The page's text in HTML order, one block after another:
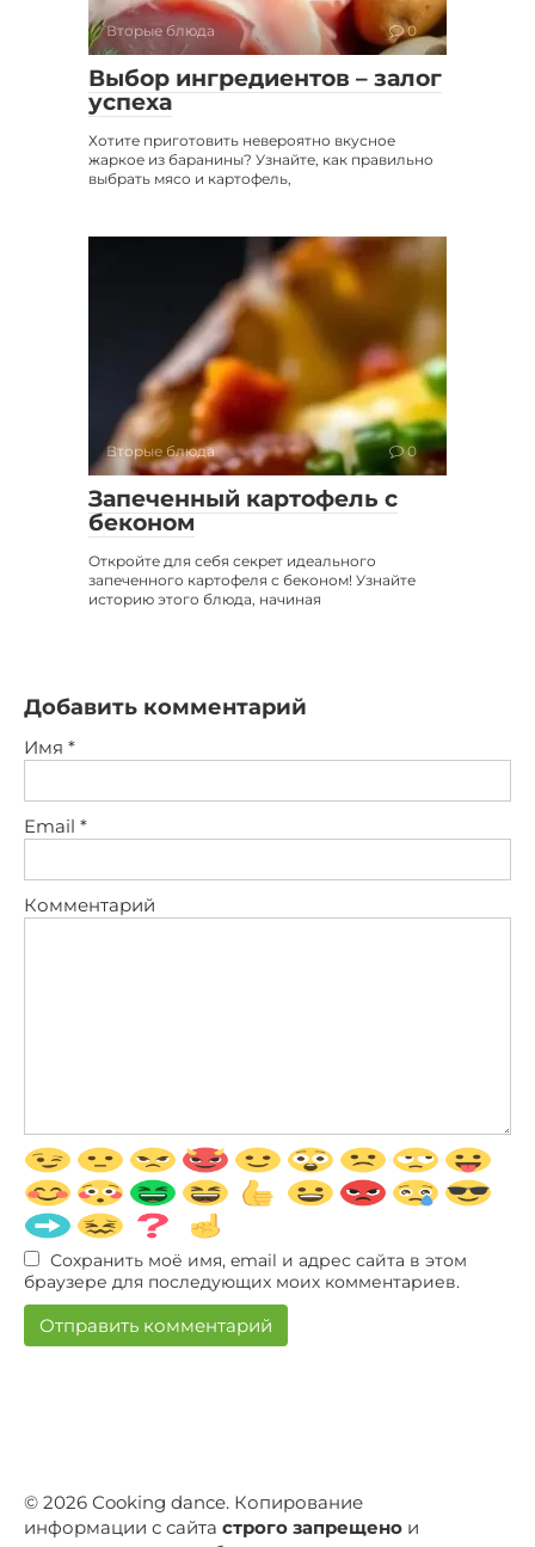
Вторые блюда 0
Выбор ингредиентов – залог
успеха
Хотите приготовить невероятно вкусное
жаркое из баранины? Узнайте, как правильно
выбрать мясо и картофель,
Вторые блюда 0
Запеченный картофель с
беконом
Откройте для себя секрет идеального
запеченного картофеля с беконом! Узнайте
историю этого блюда, начиная
Добавить комментарий
Имя *
Email *
Комментарий
Сохранить моё имя, email и адрес сайта в этом
браузере для последующих моих комментариев.
© 2026 Сooking dance. Копирование
информации с сайта строго запрещено и